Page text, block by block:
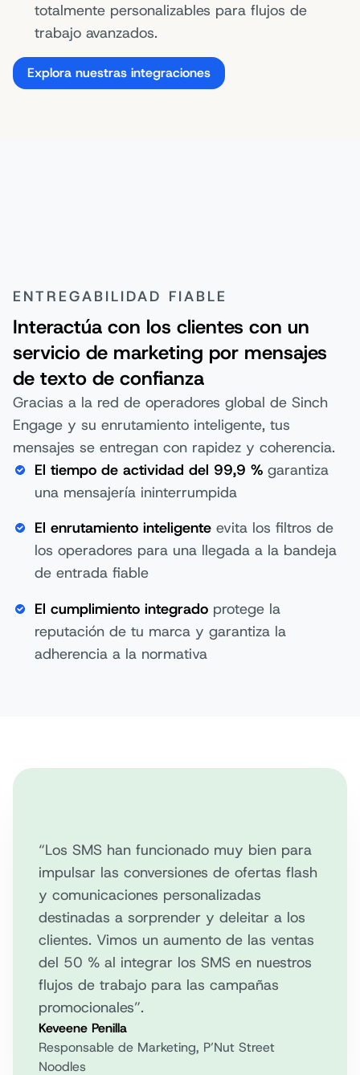
totalmente personalizables para flujos de
trabajo avanzados.
Explora nuestras integraciones
ENTREGABILIDAD FIABLE
Interactúa con los clientes con un
servicio de marketing por mensajes
de texto de confianza
Gracias a la red de operadores global de Sinch
Engage y su enrutamiento inteligente, tus
mensajes se entregan con rapidez y coherencia.
El tiempo de actividad del 99,9 % garantiza
una mensajería ininterrumpida
El enrutamiento inteligente evita los filtros de
los operadores para una llegada a la bandeja
de entrada fiable
El cumplimiento integrado protege la
reputación de tu marca y garantiza la
adherencia a la normativa
“Los SMS han funcionado muy bien para
impulsar las conversiones de ofertas flash
y comunicaciones personalizadas
destinadas a sorprender y deleitar a los
clientes. Vimos un aumento de las ventas
del 50 % al integrar los SMS en nuestros
flujos de trabajo para las campañas
promocionales”.
Keveene Penilla
Responsable de Marketing, P’Nut Street
Noodles